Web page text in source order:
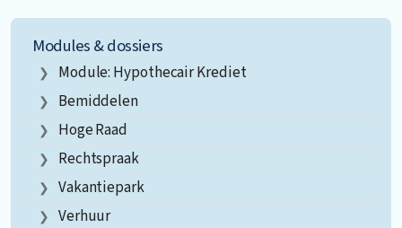
Modules & dossiers
Module: Hypothecair Krediet
Bemiddelen
Hoge Raad
Rechtspraak
Vakantiepark
Verhuur